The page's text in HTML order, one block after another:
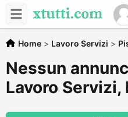
Home > Lavoro Servizi >
Nessun
Lavoro Servizi,